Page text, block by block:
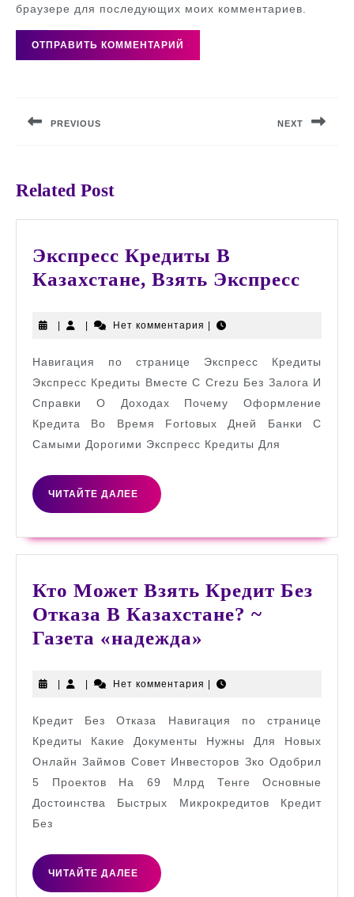
браузере для последующих моих комментариев.
записям
PREVIOUS NEXT
Related Post
Экспресс Кредиты В
Казахстане, Взять Экспресс
Нет комментария
Навигация по странице Экспресс Кредиты
Экспресс Кредиты Вместе С Crezu Без Залога И
Справки О Доходах Почему Оформление
Кредита Во Время Fortовых Дней Банки С
Самыми Дорогими Экспресс Кредиты Для
ЧИТАЙТЕ ДАЛЕЕ
ЧИТАЙТЕ
ДАЛЕЕ
Кто Может Взять Кредит Без
Отказа В Казахстане? ~
Газета «надежда»
Взять
Без
Отказа
В
Казахстане?
| | Нет комментария |
Кредит Без Отказа Навигация по странице
Кредиты Какие Документы Нужны Для Новых
Онлайн Займов Совет Инвесторов Зко Одобрил
5 Проектов На 69 Млрд Тенге Основные
Достоинства Быстрых Микрокредитов Кредит
Без
ЧИТАЙТЕ ДАЛЕЕ
ЧИТАЙТЕ
ДАЛЕЕ